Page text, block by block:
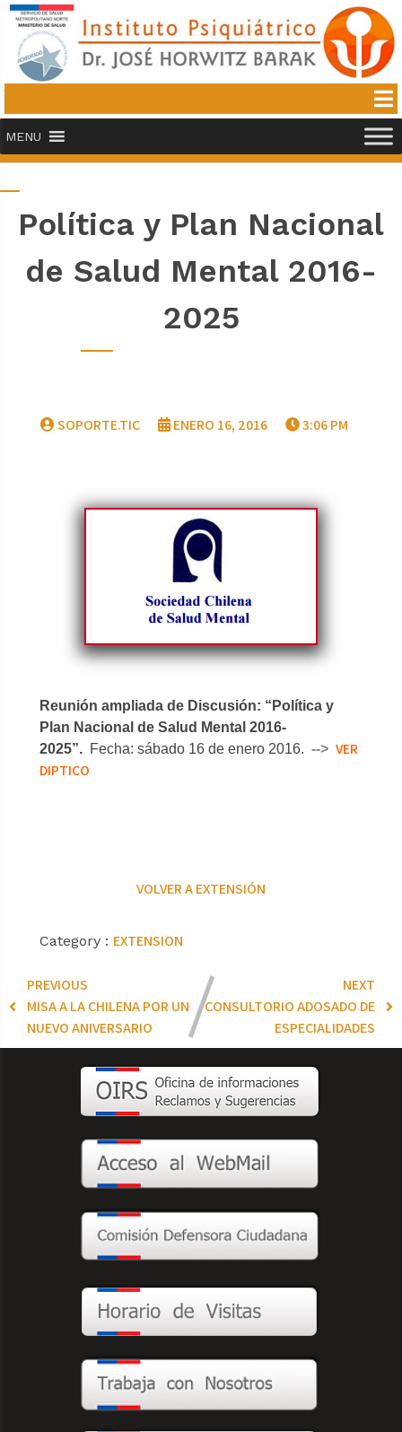
MENU
Política y Plan Nacional
de Salud Mental 2016-
2025
SOPORTE.TIC ENERO 16, 2016 3:06 PM
Reunión ampliada de Discusión: “Política y
Plan Nacional de Salud Mental 2016-
2025”. Fecha: sábado 16 de enero 2016. --> VER
DIPTICO
VOLVER A EXTENSIÓN
Category : EXTENSION
PREVIOUS
MISA A LA CHILENA POR UN
NUEVO ANIVERSARIO
NEXT
CONSULTORIO ADOSADO DE
ESPECIALIDADES